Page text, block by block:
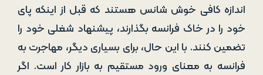
اندازه کافی خوش شانس هستند که قبل از اینکه پای
خود را در خاک فرانسه بگذارند، پیشنهاد شغلی خود را
تضمین کنند. با این حال، برای بسیاری دیگر، مهاجرت به
فرانسه به معنای ورود مستقیم به بازار کار است. اگر